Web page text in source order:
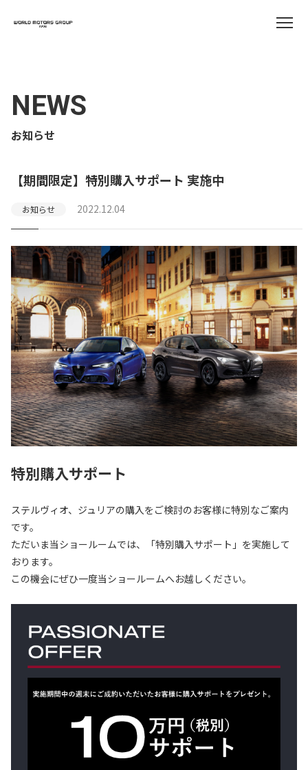
NEWS
お知らせ
【期間限定】特別購入サポート 実施中
お知らせ 2022.12.04
特別購入サポート
ステルヴィオ、ジュリアの購入をご検討のお客様に特別なご案内
です。
ただいま当ショールームでは、「特別購入サポート」を実施して
おります。
この機会にぜひ一度当ショールームへお越しください。